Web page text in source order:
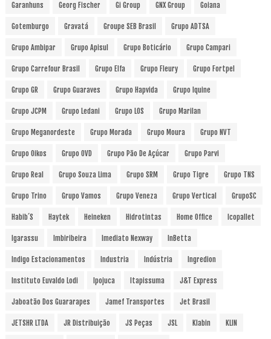
Garanhuns Georg Fischer Gi Group GNX Group Goiana
Gotemburgo Gravatá Groupe SEB Brasil Grupo ADTSA
Grupo Ambipar Grupo Apisul Grupo Boticário Grupo Campari
Grupo Carrefour Brasil Grupo Elfa Grupo Fleury Grupo Fortpel
Grupo GR Grupo Guaraves Grupo Hapvida Grupo Iquine
Grupo JCPM Grupo Ledani Grupo LOS Grupo Marilan
Grupo Meganordeste Grupo Morada Grupo Moura Grupo NVT
Grupo Oikos Grupo OVD Grupo Pão De Açúcar Grupo Parvi
Grupo Real Grupo Souza Lima Grupo SRM Grupo Tigre Grupo TNS
Grupo Trino Grupo Vamos Grupo Veneza Grupo Vertical GrupoSC
Habib´s Haytek Heineken Hidrotintas Home Office Icopallet
Igarassu Imbiribeira Imediato Nexway InBetta
Indigo Estacionamentos Industria Indústria Ingredion
Instituto Euvaldo Lodi Ipojuca Itapissuma J&T Express
Jaboatão Dos Guararapes Jamef Transportes Jet Brasil
JETSHR LTDA JR Distribuição JS Peças JSL Klabin KLIN